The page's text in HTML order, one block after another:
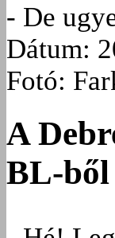
- De
Dátum:
Fotó:
A
BL-ből